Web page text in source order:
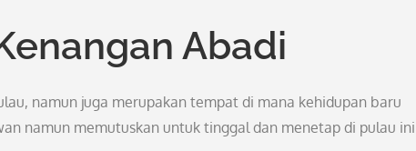
Abadi
namun juga merupakan tempat di mana kehidupan baru
namun memutuskan untuk tinggal dan menetap di pulau ini